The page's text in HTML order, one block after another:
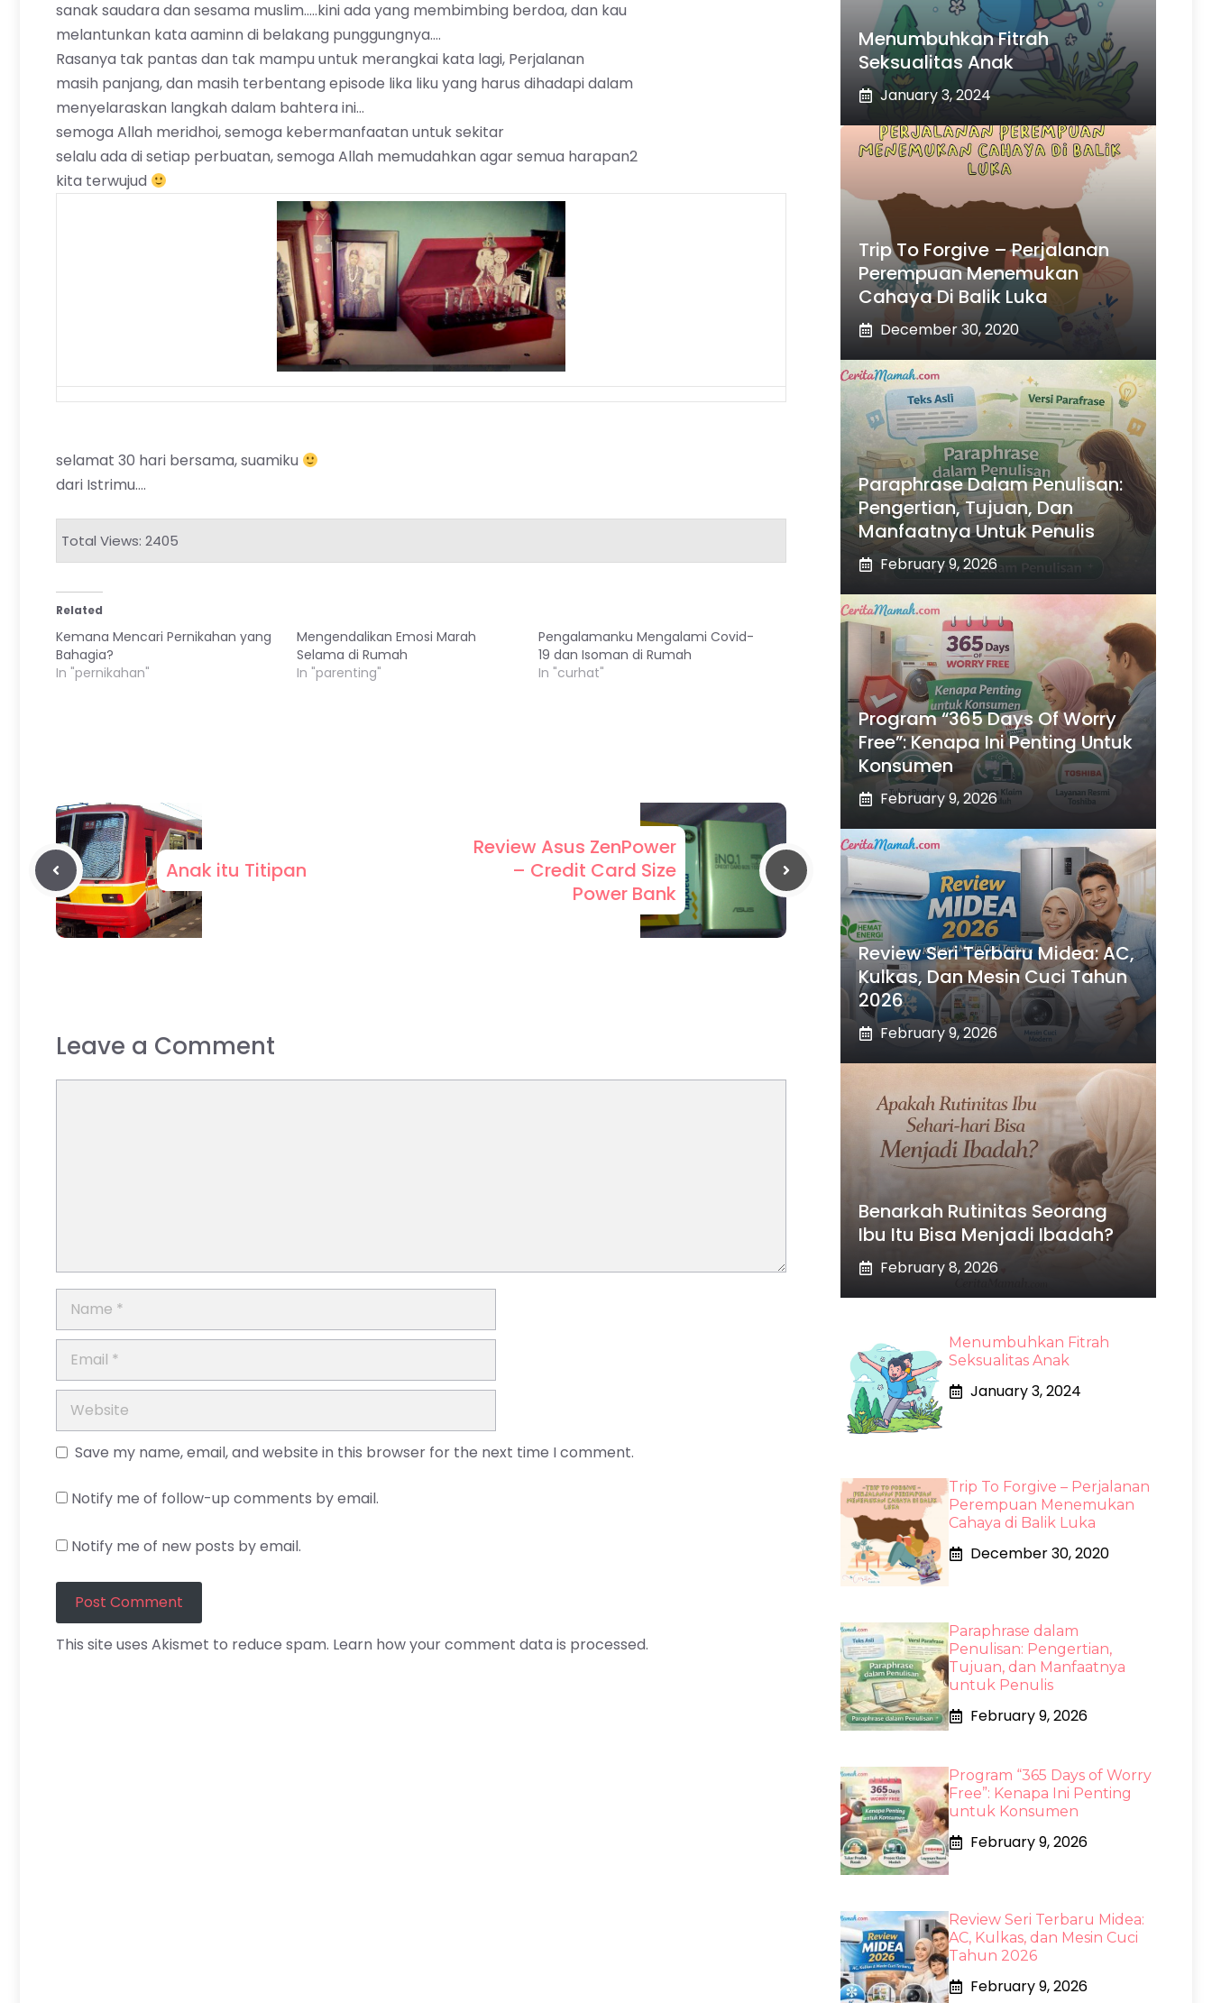
sanak saudara dan sesama muslim…..kini ada yang membimbing berdoa, dan kau
melantunkan kata aaminn di belakang punggungnya….
Rasanya tak pantas dan tak mampu untuk merangkai kata lagi, Perjalanan
masih panjang, dan masih terbentang episode lika liku yang harus dihadapi dalam
menyelaraskan langkah dalam bahtera ini…
semoga Allah meridhoi, semoga kebermanfaatan untuk sekitar
selalu ada di setiap perbuatan, semoga Allah memudahkan agar semua harapan2
kita terwujud
selamat 30 hari bersama, suamiku
dari Istrimu….
Total Views: 2405
Related
Kemana Mencari Pernikahan yang
Bahagia?
In "pernikahan"
Mengendalikan Emosi Marah
Selama di Rumah
In "parenting"
Pengalamanku Mengalami Covid-
19 dan Isoman di Rumah
In "curhat"
Anak itu Titipan
Review Asus ZenPower
– Credit Card Size
Power Bank
Leave a Comment
Name
Email
Website
Save my name, email, and website in this browser for the next time I comment.
Notify me of follow-up comments by email.
Notify me of new posts by email.
This site uses Akismet to reduce spam. Learn how your comment data is processed.
Menumbuhkan Fitrah
Seksualitas Anak
January 3, 2024
Trip To Forgive – Perjalanan
Perempuan Menemukan
Cahaya Di Balik Luka
December 30, 2020
Paraphrase Dalam Penulisan:
Pengertian, Tujuan, Dan
Manfaatnya Untuk Penulis
February 9, 2026
Program “365 Days Of Worry
Free”: Kenapa Ini Penting Untuk
Konsumen
February 9, 2026
Review Seri Terbaru Midea: AC,
Kulkas, Dan Mesin Cuci Tahun
2026
February 9, 2026
Benarkah Rutinitas Seorang
Ibu Itu Bisa Menjadi Ibadah?
February 8, 2026
Menumbuhkan Fitrah
Seksualitas Anak
January 3, 2024
Trip To Forgive – Perjalanan
Perempuan Menemukan
Cahaya di Balik Luka
December 30, 2020
Paraphrase dalam
Penulisan: Pengertian,
Tujuan, dan Manfaatnya
untuk Penulis
February 9, 2026
Program “365 Days of Worry
Free”: Kenapa Ini Penting
untuk Konsumen
February 9, 2026
Review Seri Terbaru Midea:
AC, Kulkas, dan Mesin Cuci
Tahun 2026
February 9, 2026